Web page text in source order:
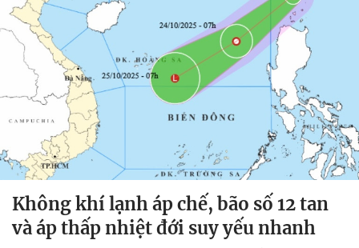
Không khí lạnh áp chế, bão số 12 tan
và áp thấp nhiệt đới suy yếu nhanh